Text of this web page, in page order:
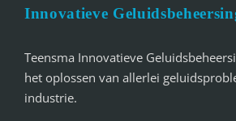
Innovatieve
Teensma Innovatieve
het oplossen van allerlei
industrie.